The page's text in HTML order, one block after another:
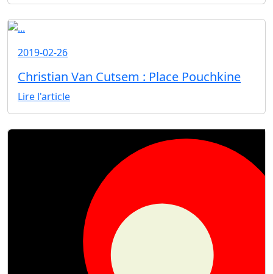
2019-02-26
Christian Van Cutsem : Place Pouchkine
Lire l'article